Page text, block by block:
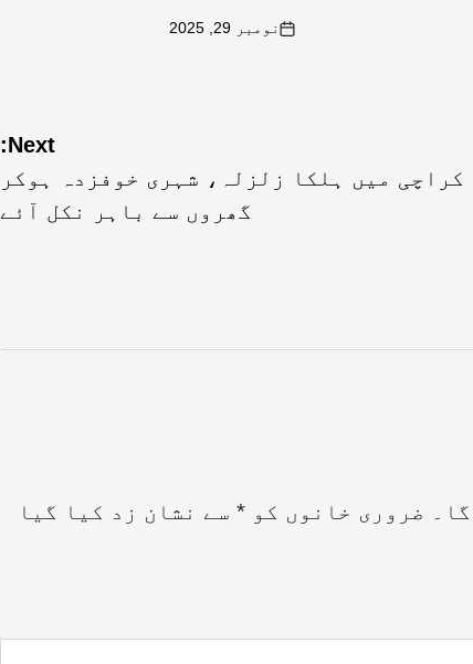
نومبر 29, 2025
Next:
کراچی میں ہلکا زلزلہ، شہری خوفزدہ ہوکر
گھروں سے باہر نکل آئے
ضروری خانوں کو * سے نشان زد کیا گیا